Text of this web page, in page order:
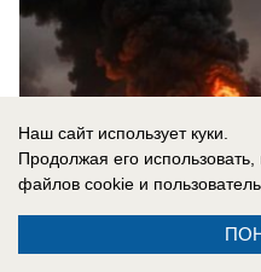
Наш сайт использует куки.
Продолжая его
файлов cookie и